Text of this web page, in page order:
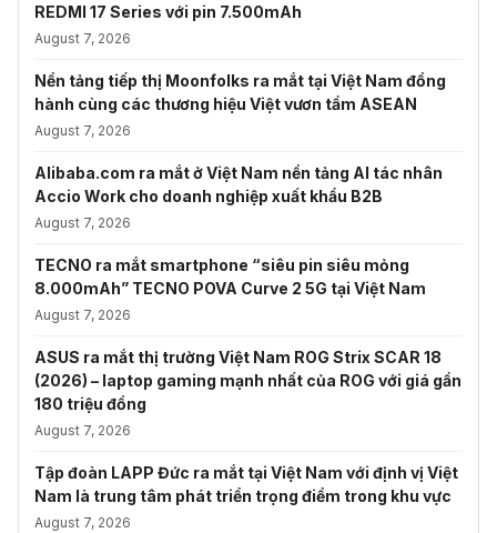
REDMI 17 Series với pin 7.500mAh
August 7, 2026
Nền tảng tiếp thị Moonfolks ra mắt tại Việt Nam đồng
hành cùng các thương hiệu Việt vươn tầm ASEAN
August 7, 2026
Alibaba.com ra mắt ở Việt Nam nền tảng AI tác nhân
Accio Work cho doanh nghiệp xuất khẩu B2B
August 7, 2026
TECNO ra mắt smartphone “siêu pin siêu mỏng
8.000mAh” TECNO POVA Curve 2 5G tại Việt Nam
August 7, 2026
ASUS ra mắt thị trường Việt Nam ROG Strix SCAR 18
(2026) – laptop gaming mạnh nhất của ROG với giá gần
180 triệu đồng
August 7, 2026
Tập đoàn LAPP Đức ra mắt tại Việt Nam với định vị Việt
Nam là trung tâm phát triển trọng điểm trong khu vực
August 7, 2026